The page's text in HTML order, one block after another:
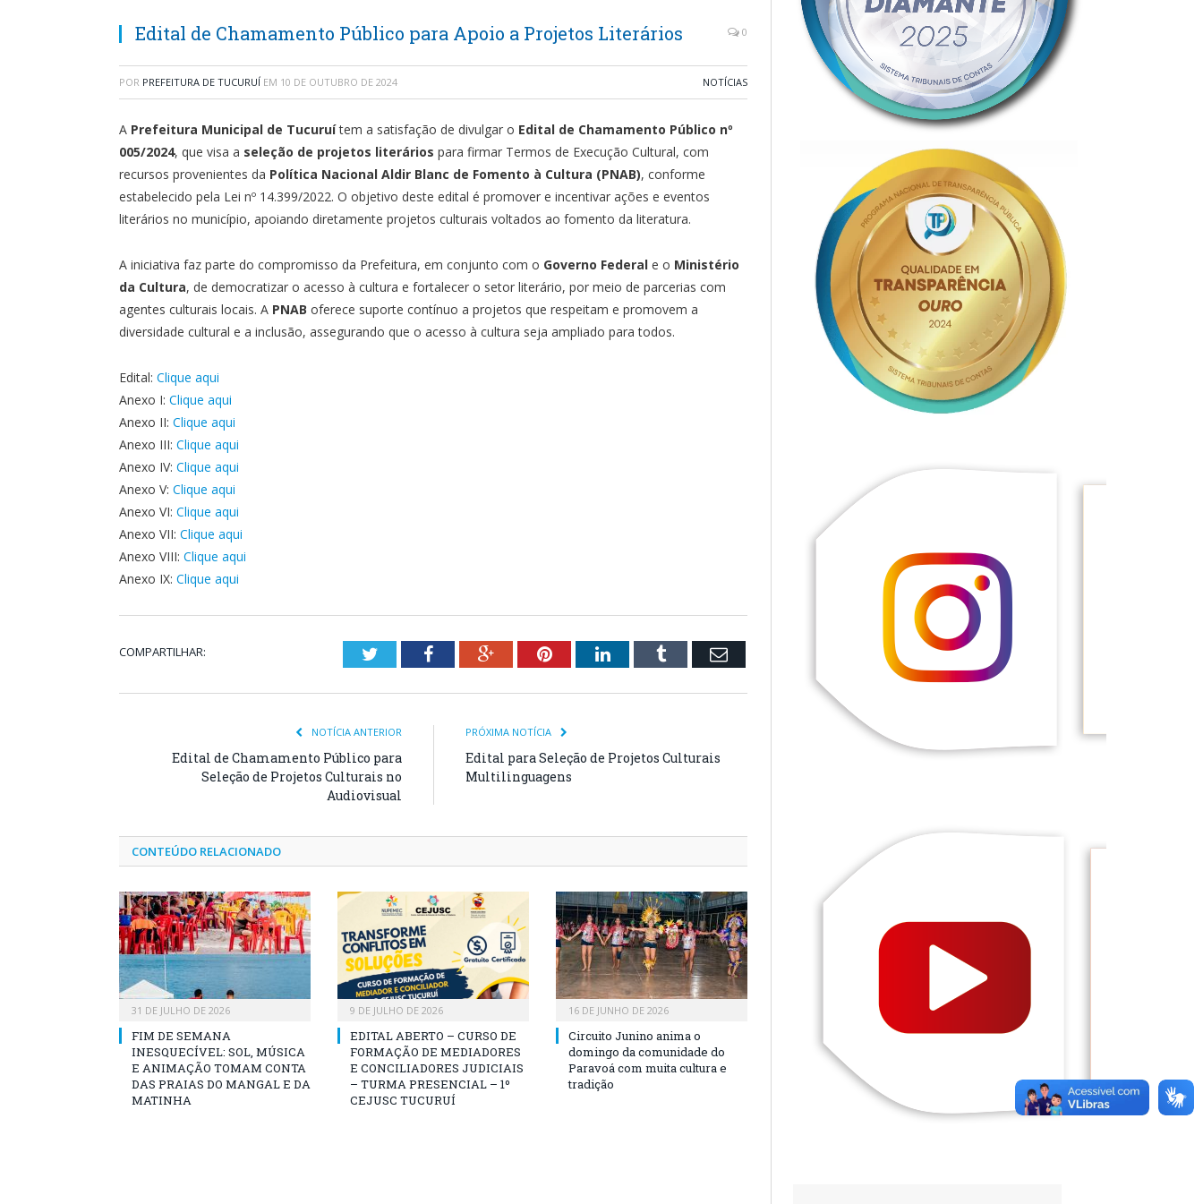
Edital de Chamamento Público para Apoio a Projetos Literários 0
POR PREFEITURA DE TUCURUÍ EM 10 DE OUTUBRO DE 2024 NOTÍCIAS
A Prefeitura Municipal de Tucuruítem a satisfação de divulgar o Edital de Chamamento Público nº
005/2024, que visa a seleção de projetos literários para firmar Termos de Execução Cultural, com
recursos provenientes da Política Nacional Aldir Blanc de Fomento à Cultura (PNAB), conforme
estabelecido pela Lei nº 14.399/2022. O objetivo deste edital é promover e incentivar ações e eventos
literários no município, apoiando diretamente projetos culturais voltados ao fomento da literatura.
A iniciativa faz parte do compromisso da Prefeitura, em conjunto com o Governo Federal e o Ministério
da Cultura, de democratizar o acesso à cultura e fortalecer o setor literário, por meio de parcerias com
agentes culturais locais. A PNAB oferece suporte contínuo a projetos que respeitam e promovem a
diversidade cultural e a inclusão, assegurando que o acesso à cultura seja ampliado para todos.
Edital: Clique aqui
Anexo I: Clique aqui
Anexo II: Clique aqui
Anexo III: Clique aqui
Anexo IV: Clique aqui
Anexo V: Clique aqui
Anexo VI: Clique aqui
Anexo VII: Clique aqui
Anexo VIII: Clique aqui
Anexo IX: Clique aqui
COMPARTILHAR: TwitterFacebookGoogle+PinterestLinkedInTumblr Email
NOTÍCIA ANTERIOR
Edital de Chamamento Público para
Seleção de Projetos Culturais no
Audiovisual
PRÓXIMA NOTÍCIA
Edital para Seleção de Projetos Culturais
Multilinguagens
CONTEÚDO RELACIONADO
31 DE JULHO DE 2026
FIM DE SEMANA
INESQUECÍVEL: SOL, MÚSICA
E ANIMAÇÃO TOMAM CONTA
DAS PRAIAS DO MANGAL E DA
MATINHA
9 DE JULHO DE 2026
EDITAL ABERTO – CURSO DE
FORMAÇÃO DE MEDIADORES
E CONCILIADORES JUDICIAIS
– TURMA PRESENCIAL – 1º
CEJUSC TUCURUÍ
16 DE JUNHO DE 2026
Circuito Junino anima o
domingo da comunidade do
Paravoá com muita cultura e
tradição